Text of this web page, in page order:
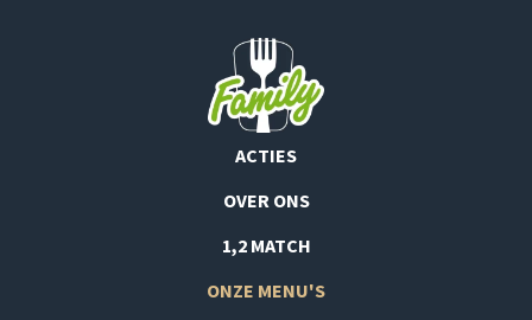
ACTIES
OVER ONS
1,2 MATCH
ONZE MENU'S